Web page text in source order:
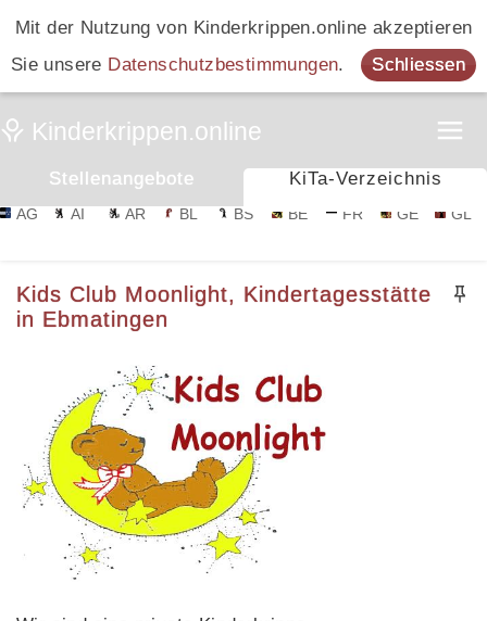
Mit der Nutzung von Kinderkrippen.online akzeptieren
Sie unsere Datenschutzbestimmungen. Schliessen
Stellenangebote KiTa-Verzeichnis
AG AI AR BL BS BE FR GE GL
Kids Club Moonlight, Kindertagesstätte
in Ebmatingen